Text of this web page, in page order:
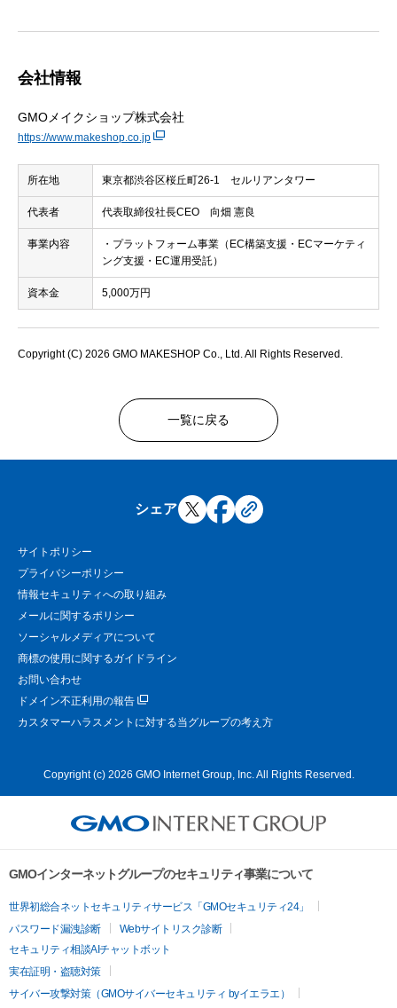
会社情報
GMOメイクショップ株式会社
https://www.makeshop.co.jp
所在地 東京都渋谷区桜丘町26-1 セルリアンタワー
代表者 代表取締役社長CEO 向畑 憲良
事業内容
・プラットフォーム事業（EC構築支援・ECマーケティ
ング支援・EC運用受託）
資本金 5,000万円
Copyright (C) 2026 GMO MAKESHOP Co., Ltd. All Rights Reserved.
一覧に戻る
シェア
サイトポリシー
プライバシーポリシー
情報セキュリティへの取り組み
メールに関するポリシー
ソーシャルメディアについて
商標の使用に関するガイドライン
お問い合わせ
ドメイン不正利用の報告
カスタマーハラスメントに対する当グループの考え方
Copyright (c) 2026 GMO Internet Group, Inc. All Rights Reserved.
GMOインターネットグループのセキュリティ事業について
世界初総合ネットセキュリティサービス「GMOセキュリティ24」
パスワード漏洩診断
Webサイトリスク診断
セキュリティ相談AIチャットボット
実在証明・盗聴対策
サイバー攻撃対策（GMOサイバーセキュリティ byイエラエ）